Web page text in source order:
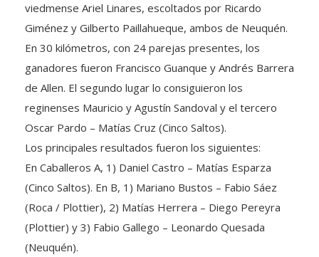
viedmense Ariel Linares, escoltados por Ricardo
Giménez y Gilberto Paillahueque, ambos de Neuquén.
En 30 kilómetros, con 24 parejas presentes, los
ganadores fueron Francisco Guanque y Andrés Barrera
de Allen. El segundo lugar lo consiguieron los
reginenses Mauricio y Agustín Sandoval y el tercero
Oscar Pardo – Matías Cruz (Cinco Saltos).
Los principales resultados fueron los siguientes:
En Caballeros A, 1) Daniel Castro – Matías Esparza
(Cinco Saltos). En B, 1) Mariano Bustos – Fabio Sáez
(Roca / Plottier), 2) Matías Herrera – Diego Pereyra
(Plottier) y 3) Fabio Gallego – Leonardo Quesada
(Neuquén).